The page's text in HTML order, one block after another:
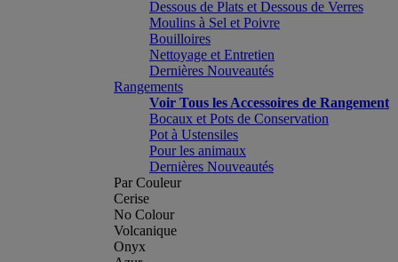
Dessous de Plats et Dessous de Verres
Moulins à Sel et Poivre
Bouilloires
Nettoyage et Entretien
Dernières Nouveautés
Rangements
Voir Tous les Accessoires de Rangement
Bocaux et Pots de Conservation
Pot à Ustensiles
Pour les animaux
Dernières Nouveautés
Par Couleur
Cerise
No Colour
Volcanique
Onyx